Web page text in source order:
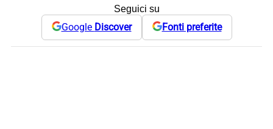
Seguici su
Google Discover Fonti preferite